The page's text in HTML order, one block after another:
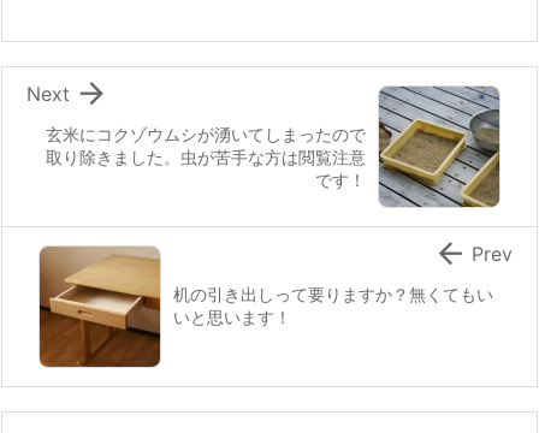
玄米にコクゾウムシが湧いてしまったので
取り除きました。虫が苦手な方は閲覧注意
です！

Next
机の引き出しって要りますか？無くてもい
いと思います！
 Prev